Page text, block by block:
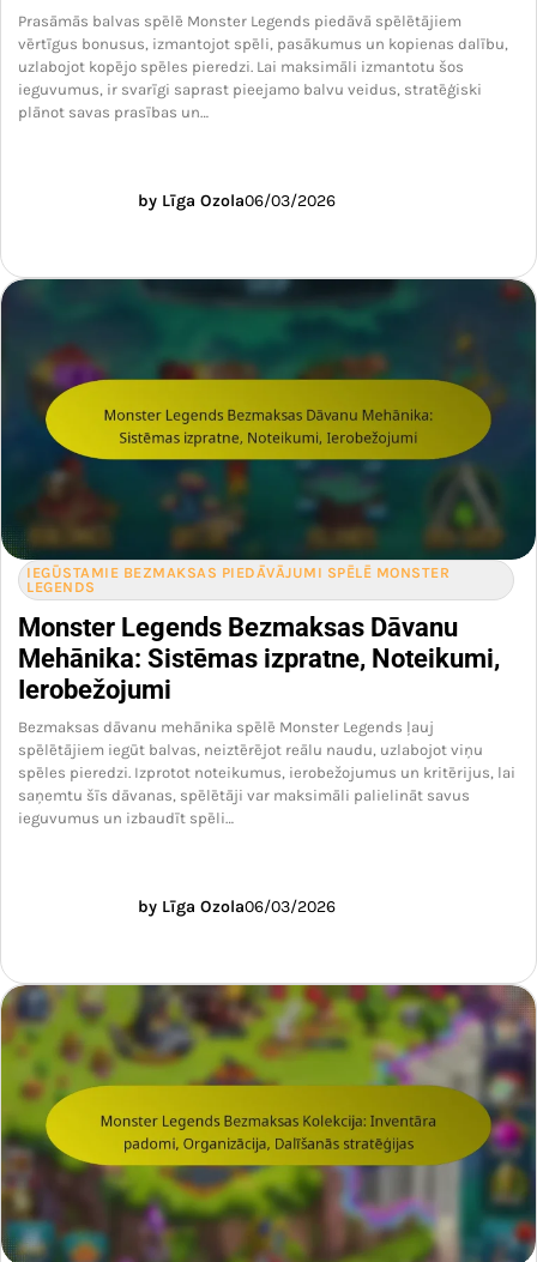
Prasāmās balvas spēlē Monster Legends piedāvā spēlētājiem
vērtīgus bonusus, izmantojot spēli, pasākumus un kopienas dalību,
uzlabojot kopējo spēles pieredzi. Lai maksimāli izmantotu šos
ieguvumus, ir svarīgi saprast pieejamo balvu veidus, stratēģiski
plānot savas prasības un…
by Līga Ozola06/03/2026
IEGŪSTAMIE BEZMAKSAS PIEDĀVĀJUMI SPĒLĒ MONSTER
LEGENDS
Monster Legends Bezmaksas Dāvanu
Mehānika: Sistēmas izpratne, Noteikumi,
Ierobežojumi
Bezmaksas dāvanu mehānika spēlē Monster Legends ļauj
spēlētājiem iegūt balvas, neiztērējot reālu naudu, uzlabojot viņu
spēles pieredzi. Izprotot noteikumus, ierobežojumus un kritērijus, lai
saņemtu šīs dāvanas, spēlētāji var maksimāli palielināt savus
ieguvumus un izbaudīt spēli…
by Līga Ozola06/03/2026